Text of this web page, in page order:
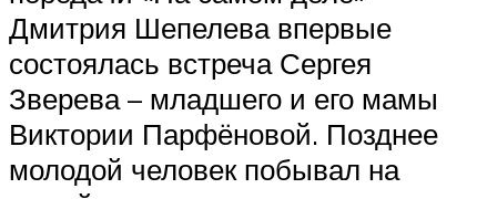
Дмитрия Шепелева впервые
состоялась встреча Сергея
Зверева – младшего и его мамы
Виктории Парфёновой. Позднее
молодой человек побывал на